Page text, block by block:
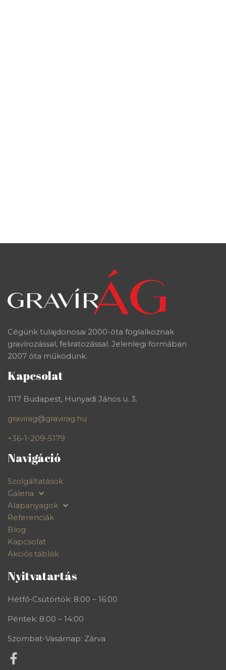
Cégünk tulajdonosai 2000-óta foglalkoznak
gravírozással, feliratozással. Jelenlegi formában
2007 óta működünk.
Kapcsolat
1117 Budapest, Hunyadi János u. 3.
gravirag@gravirag.hu
+36-1-209-5179
Navigáció
Szolgáltatások
Galeria
Alapanyagok
Referenciák
Blog
Kapcsolat
Akciós táblák
Nyitvatartás
Hétfő-Csütörtök: 8:00 – 16:00
Péntek: 8:00 – 14:00
Szombat-Vasárnap: Zárva